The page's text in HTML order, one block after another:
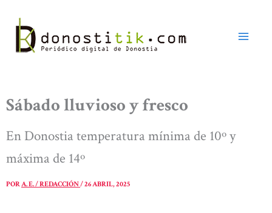
contenido
Sábado lluvioso y fresco
En Donostia temperatura mínima de 10º y
máxima de 14º
PORA. E. / REDACCIÓN/26 ABRIL, 2025